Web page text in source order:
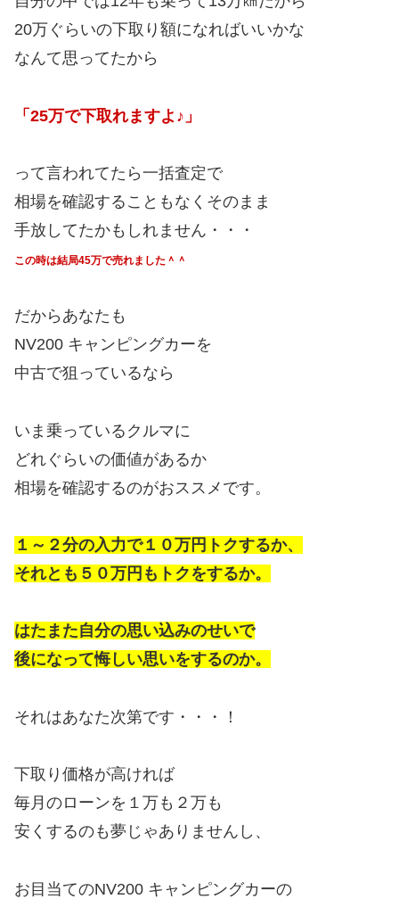
20万ぐらいの下取り額になればいいかな
なんて思ってたから
「25万で下取れますよ♪」
って言われてたら一括査定で
相場を確認することもなくそのまま
手放してたかもしれません・・・
この時は結局45万で売れました＾＾
だからあなたも
NV200 キャンピングカーを
中古で狙っているなら
いま乗っているクルマに
どれぐらいの価値があるか
相場を確認するのがおススメです。
１～２分の入力で１０万円トクするか、
それとも５０万円もトクをするか。
はたまた自分の思い込みのせいで
後になって悔しい思いをするのか。
それはあなた次第です・・・！
下取り価格が高ければ
毎月のローンを１万も２万も
安くするのも夢じゃありませんし、
お目当てのNV200 キャンピングカーの